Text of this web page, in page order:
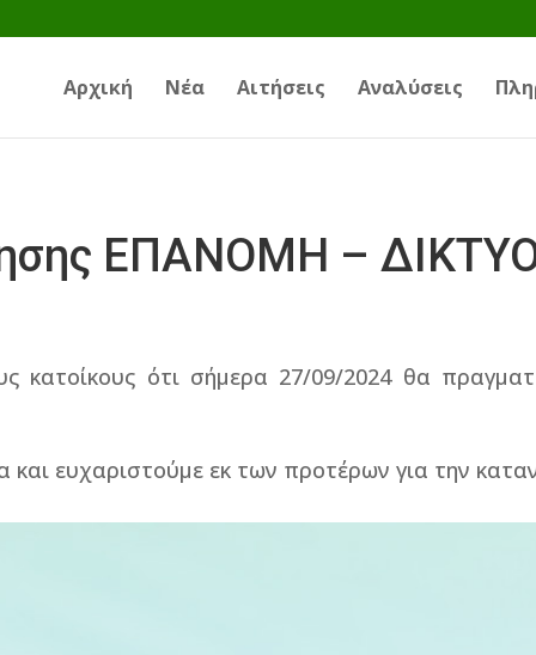
Αρχική Νέα Αιτήσεις Αναλύσεις
ΕΠΑΝΟΜΗ –
κατοίκους ότι σήμερα 27/09/2024 θα
και ευχαριστούμε εκ των προτέρων για την